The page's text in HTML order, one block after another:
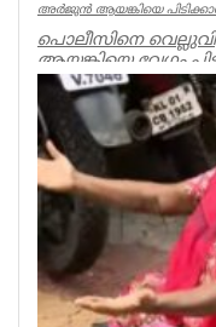
അര്‍ജുന്‍ ആയങ്കിയെ
പൊലീസിനെ
ആയങ്കിയെ വേഗം
ആഭ്യന്തരമന്ത്രി
നിര...
Kerala